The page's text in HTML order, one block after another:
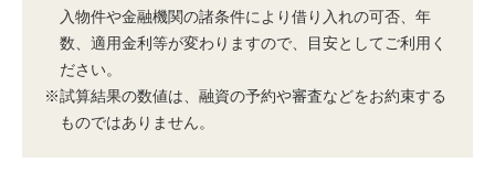
入物件や金融機関の諸条件により借り入れの可否、年
数、適用金利等が変わりますので、目安としてご利用く
ださい。
※試算結果の数値は、融資の予約や審査などをお約束する
ものではありません。